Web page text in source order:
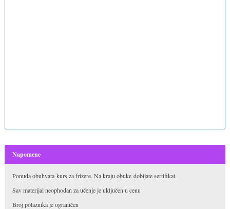
Napomene
Ponuda obuhvata kurs za frizere. Na kraju obuke dobijate sertifikat.
Sav materijal neophodan za učenje je uključen u cenu
Broj polaznika je ograničen